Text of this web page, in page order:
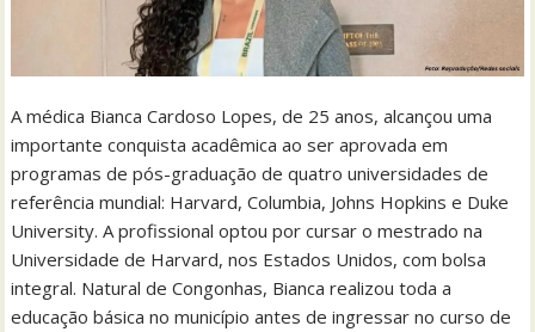
A médica Bianca Cardoso Lopes, de 25 anos, alcançou uma
importante conquista acadêmica ao ser aprovada em
programas de pós-graduação de quatro universidades de
referência mundial: Harvard, Columbia, Johns Hopkins e Duke
University. A profissional optou por cursar o mestrado na
Universidade de Harvard, nos Estados Unidos, com bolsa
integral. Natural de Congonhas, Bianca realizou toda a
educação básica no município antes de ingressar no curso de